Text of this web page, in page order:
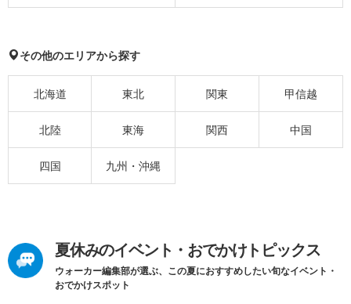
その他のエリアから探す
北海道 東北 関東 甲信越
北陸 東海 関西 中国
四国 九州・沖縄
夏休みのイベント・おでかけトピックス
ウォーカー編集部が選ぶ、この夏におすすめしたい旬なイベント・
おでかけスポット